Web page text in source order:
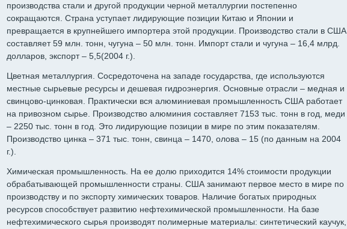
производства стали и другой продукции черной металлургии постепенно
сокращаются. Страна уступает лидирующие позиции Китаю и Японии и
превращается в крупнейшего импортера этой продукции. Производство стали в США
составляет 59 млн. тонн, чугуна – 50 млн. тонн. Импорт стали и чугуна – 16,4 млрд.
долларов, экспорт – 5,5(2004 г.).
Цветная металлургия. Сосредоточена на западе государства, где используются
местные сырьевые ресурсы и дешевая гидроэнергия. Основные отрасли – медная и
свинцово-цинковая. Практически вся алюминиевая промышленность США работает
на привозном сырье. Производство алюминия составляет 7153 тыс. тонн в год, меди
– 2250 тыс. тонн в год. Это лидирующие позиции в мире по этим показателям.
Производство цинка – 371 тыс. тонн, свинца – 1470, олова – 15 (по данным на 2004
г.).
Химическая промышленность. На ее долю приходится 14% стоимости продукции
обрабатывающей промышленности страны. США занимают первое место в мире по
производству и по экспорту химических товаров. Наличие богатых природных
ресурсов способствует развитию нефтехимической промышленности. На базе
нефтехимического сырья производят полимерные материалы: синтетический каучук,